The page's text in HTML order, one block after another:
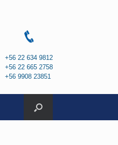
+56 22 634 9812
+56 22 665 2758
+56 9908 23851